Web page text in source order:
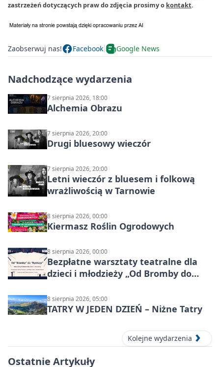
zastrzeżeń dotyczących praw do zdjęcia prosimy o kontakt.
Zaobserwuj nas! Facebook Google News
Nadchodzące wydarzenia
7 sierpnia 2026, 18:00
Alchemia Obrazu
7 sierpnia 2026, 20:00
Drugi bluesowy wieczór
7 sierpnia 2026, 20:00
Letni wieczór z bluesem i folkową
wrażliwością w Tarnowie
8 sierpnia 2026, 00:00
Kiermasz Roślin Ogrodowych
8 sierpnia 2026, 00:00
Bezpłatne warsztaty teatralne dla
dzieci i młodzieży „Od Bromby do
8 sierpnia 2026, 05:00
TATRY W JEDEN DZIEŃ – Niżne Tatry
Kolejne wydarzenia
Ostatnie Artykuły